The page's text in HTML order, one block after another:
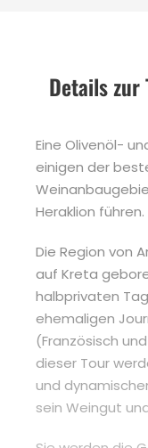
Details zur
Eine Olivenöl-
einigen der
Heraklion führen.
Die Region von
auf Kreta
halbprivaten
ehemaligen
(Französisch
dieser Tour
und
sein Weingut